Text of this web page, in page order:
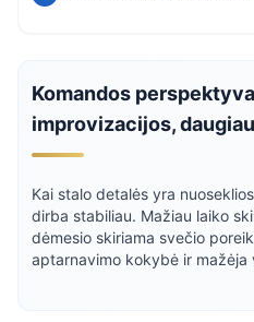
Komandos
improvizacijos,
Kai stalo detalės yra
dirba stabiliau. Mažiau laiko
dėmesio skiriama svečio
aptarnavimo kokybė ir mažėja